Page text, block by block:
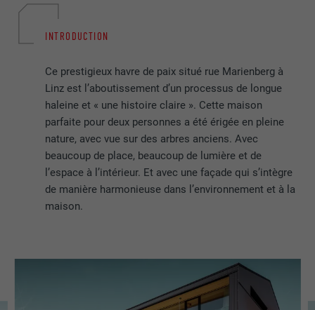
INTRODUCTION
Ce prestigieux havre de paix situé rue Marienberg à
Linz est l’aboutissement d’un processus de longue
haleine et « une histoire claire ». Cette maison
parfaite pour deux personnes a été érigée en pleine
nature, avec vue sur des arbres anciens. Avec
beaucoup de place, beaucoup de lumière et de
l’espace à l’intérieur. Et avec une façade qui s’intègre
de manière harmonieuse dans l’environnement et à la
maison.